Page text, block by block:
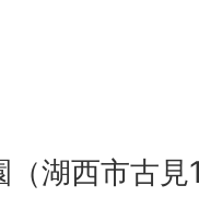
（湖西市古